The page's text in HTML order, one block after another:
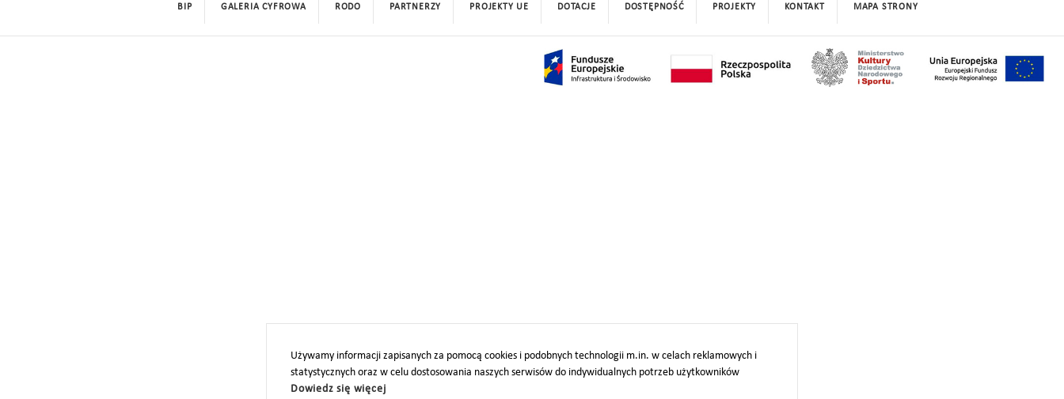
Używamy informacji zapisanych za pomocą cookies i podobnych technologii m.in. w celach reklamowych i
statystycznych oraz w celu dostosowania naszych serwisów do indywidualnych potrzeb użytkowników
Dowiedz się więcej
BIP GALERIA CYFROWA RODO PARTNERZY PROJEKTY UE DOTACJE DOSTĘPNOŚĆ PROJEKTY KONTAKT MAPA STRONY